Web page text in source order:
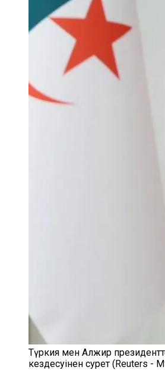
Түркия мен Алжир
кездесуінен сурет (Reuters -